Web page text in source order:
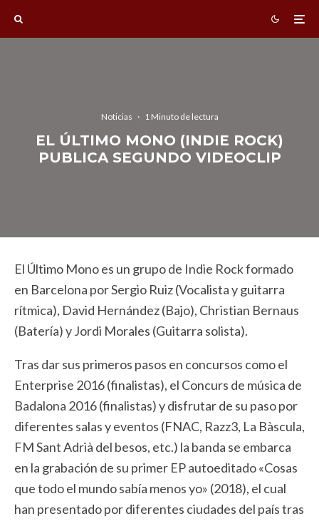
Noticias · 1 Minuto de lectura
EL ÚLTIMO MONO (INDIE ROCK)
PUBLICA SEGUNDO VIDEOCLIP
El Último Mono es un grupo de Indie Rock formado
en Barcelona por Sergio Ruiz (Vocalista y guitarra
rítmica), David Hernández (Bajo), Christian Bernaus
(Batería) y Jordi Morales (Guitarra solista).
Tras dar sus primeros pasos en concursos como el
Enterprise 2016 (finalistas), el Concurs de música de
Badalona 2016 (finalistas) y disfrutar de su paso por
diferentes salas y eventos (FNAC, Razz3, La Bàscula,
FM Sant Adrià del besos, etc.) la banda se embarca
en la grabación de su primer EP autoeditado «Cosas
que todo el mundo sabía menos yo» (2018), el cual
han presentado por diferentes ciudades del país tras